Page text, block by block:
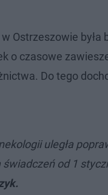
była
o czasowe
Do tego
uległa
od 1